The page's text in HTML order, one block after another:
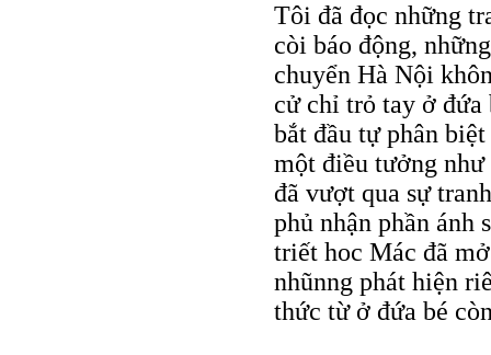
Tôi đã đọc những
còi báo động,
chuyển Hà Nội
cử chỉ trỏ tay ở đứa
bắt đầu tự phân
một điều tưởng
đã vượt qua sự
phủ nhận phần ánh
triết hoc Mác đã
nhũnng phát hiện
thức từ ở đứa bé